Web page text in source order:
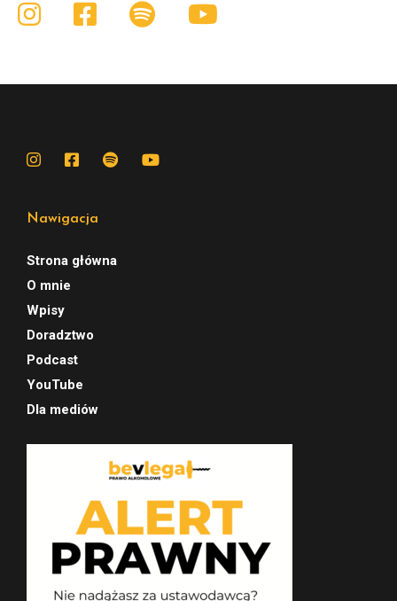
Nawigacja
Strona główna
O mnie
Wpisy
Doradztwo
Podcast
YouTube
Dla mediów